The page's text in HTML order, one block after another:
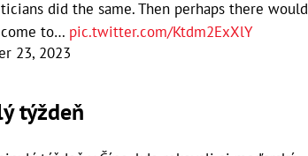
did the same. Then perhaps there would
to… pic.twitter.com/Ktdm2ExXlY
23, 2023
týždeň